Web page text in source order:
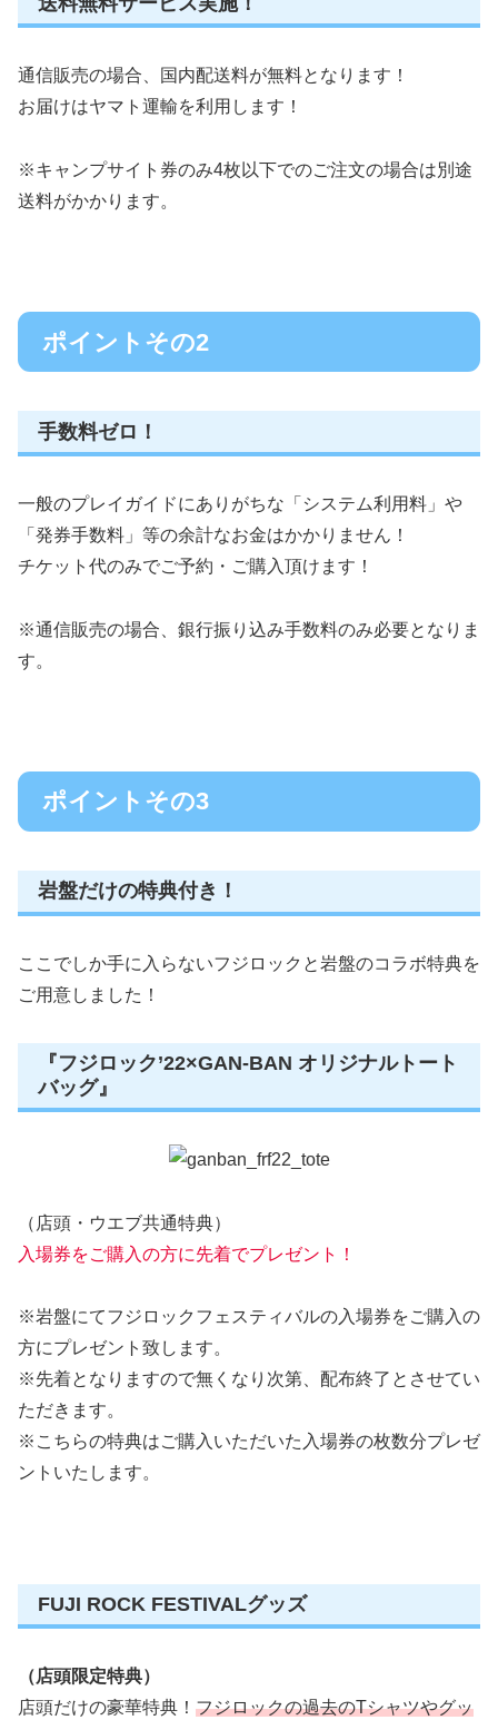
通信販売の場合、国内配送料が無料となります！
お届けはヤマト運輸を利用します！
※キャンプサイト券のみ4枚以下でのご注文の場合は別途
送料がかかります。
ポイントその2
手数料ゼロ！
一般のプレイガイドにありがちな「システム利用料」や
「発券手数料」等の余計なお金はかかりません！
チケット代のみでご予約・ご購入頂けます！
※通信販売の場合、銀行振り込み手数料のみ必要となりま
す。
ポイントその3
岩盤だけの特典付き！
ここでしか手に入らないフジロックと岩盤のコラボ特典を
ご用意しました！
『フジロック’22×GAN-BAN オリジナルトート
バッグ』
（店頭・ウエブ共通特典）
入場券をご購入の方に先着でプレゼント！
※岩盤にてフジロックフェスティバルの入場券をご購入の
方にプレゼント致します。
※先着となりますので無くなり次第、配布終了とさせてい
ただきます。
※こちらの特典はご購入いただいた入場券の枚数分プレゼ
ントいたします。
FUJI ROCK FESTIVALグッズ
（店頭限定特典）
店頭だけの豪華特典！ フジロックの過去のTシャツやグッ